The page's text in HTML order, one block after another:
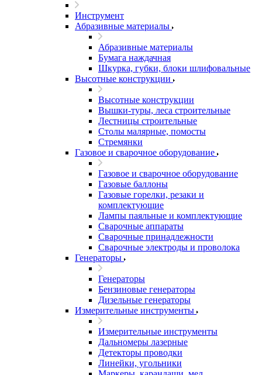
Инструмент
Абразивные материалы
Абразивные материалы
Бумага наждачная
Шкурка, губки, блоки шлифовальные
Высотные конструкции
Высотные конструкции
Вышки-туры, леса строительные
Лестницы строительные
Столы малярные, помосты
Стремянки
Газовое и сварочное оборудование
Газовое и сварочное оборудование
Газовые баллоны
Газовые горелки, резаки и
комплектующие
Лампы паяльные и комплектующие
Сварочные аппараты
Сварочные принадлежности
Сварочные электроды и проволока
Генераторы
Генераторы
Бензиновые генераторы
Дизельные генераторы
Измерительные инструменты
Измерительные инструменты
Дальномеры лазерные
Детекторы проводки
Линейки, угольники